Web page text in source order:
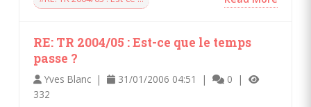
RE: TR 2004/05 : Est-ce que le temps
passe ?
Yves Blanc | 31/01/2006 04:51 |
0 |
332